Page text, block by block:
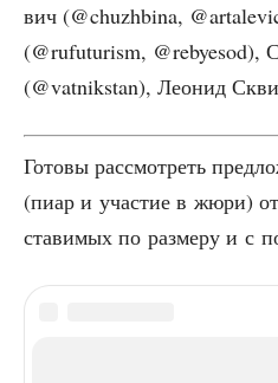
вич (@chuzhbina,
(@rufuturism, @rebyesod),
(@vatnikstan), Лео­нид
Гото­вы рас­смот­реть
(пиар и уча­стие в жюри)
ста­ви­мых по раз­ме­ру и с